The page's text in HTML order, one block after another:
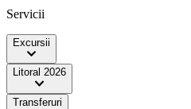
Servicii
Excursii
Litoral 2026
Transferuri